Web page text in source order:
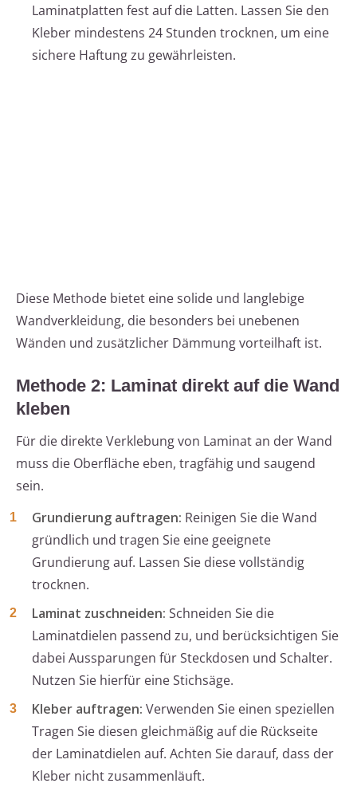
Laminatplatten fest auf die Latten. Lassen Sie den
Kleber mindestens 24 Stunden trocknen, um eine
sichere Haftung zu gewährleisten.
Diese Methode bietet eine solide und langlebige
Wandverkleidung, die besonders bei unebenen
Wänden und zusätzlicher Dämmung vorteilhaft ist.
Methode 2: Laminat direkt auf die Wand
kleben
Für die direkte Verklebung von Laminat an der Wand
muss die Oberfläche eben, tragfähig und saugend
sein.
Grundierung auftragen: Reinigen Sie die Wand
gründlich und tragen Sie eine geeignete
Grundierung auf. Lassen Sie diese vollständig
trocknen.
Laminat zuschneiden: Schneiden Sie die
Laminatdielen passend zu, und berücksichtigen Sie
dabei Aussparungen für Steckdosen und Schalter.
Nutzen Sie hierfür eine Stichsäge.
Kleber auftragen: Verwenden Sie einen speziellen
Tragen Sie diesen gleichmäßig auf die Rückseite
der Laminatdielen auf. Achten Sie darauf, dass der
Kleber nicht zusammenläuft.